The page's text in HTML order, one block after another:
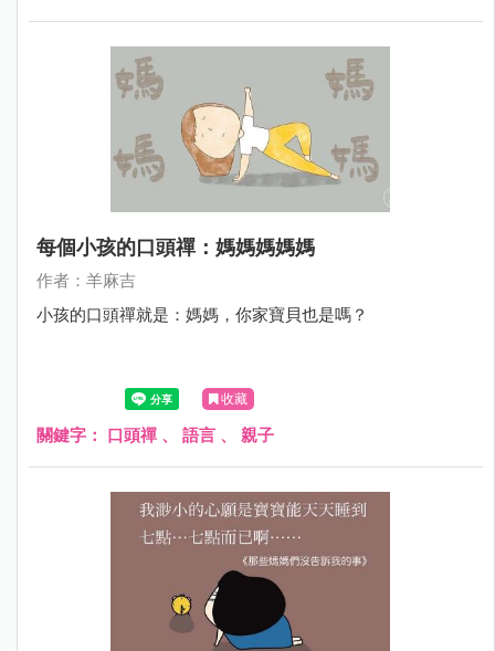
每個小孩的口頭禪：媽媽媽媽媽
作者：羊麻吉
小孩的口頭禪就是：媽媽，你家寶貝也是嗎？
收藏
關鍵字： 口頭禪 、 語言 、 親子